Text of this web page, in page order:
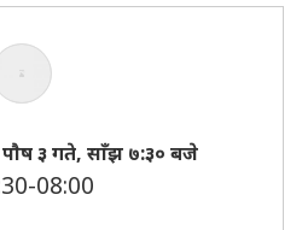
३ गते, साँझ ७:३० बजे
08:00